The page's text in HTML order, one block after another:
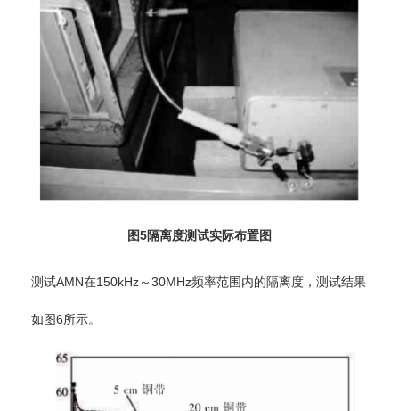
图5隔离度测试实际布置图
测试AMN在150kHz～30MHz频率范围内的隔离度，测试结果
如图6所示。